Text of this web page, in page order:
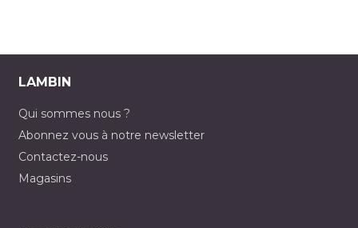
LAMBIN
Qui sommes nous ?
Abonnez vous à notre newsletter
Contactez-nous
Magasins